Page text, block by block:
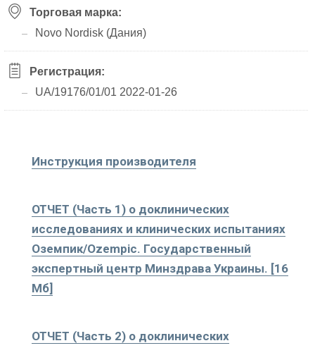
Торговая марка:
Novo Nordisk (Дания)
Регистрация:
UA/19176/01/01 2022-01-26
Инструкция производителя
ОТЧЕТ (Часть 1) о доклинических
исследованиях и клинических испытаниях
Оземпик/Ozempic. Государственный
экспертный центр Минздрава Украины. [16
Мб]
ОТЧЕТ (Часть 2) о доклинических